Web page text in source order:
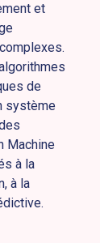
et
de
système
Machine
à la
à la